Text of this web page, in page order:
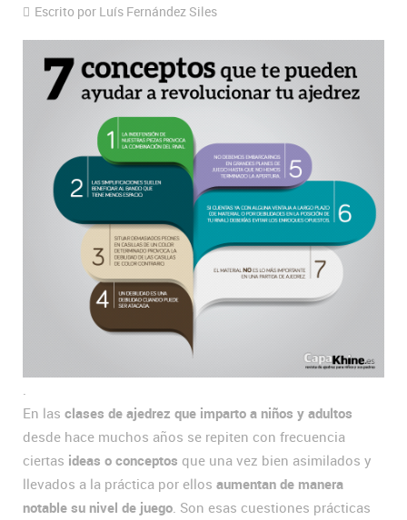
Escrito por Luís Fernández Siles
En las clases de ajedrez que imparto a niños y adultos
desde hace muchos años se repiten con frecuencia
ciertas ideas o conceptos que una vez bien asimilados y
llevados a la práctica por ellos aumentan de manera
notable su nivel de juego . Son esas cuestiones prácticas